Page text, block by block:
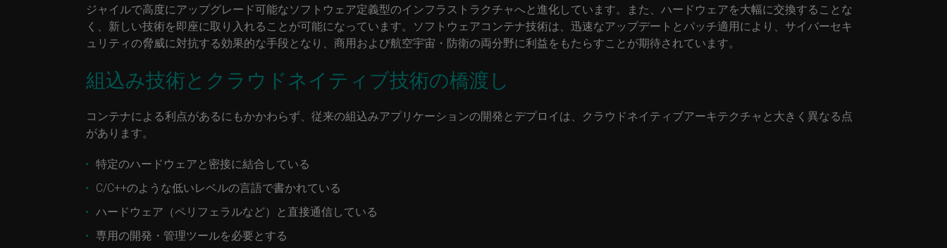
ジャイルで高度にアップグレード可能なソフトウェア定義型のインフラストラクチャへと進化しています。また、ハードウェアを大幅に交換することな
く、新しい技術を即座に取り入れることが可能になっています。ソフトウェアコンテナ技術は、迅速なアップデートとパッチ適用により、サイバーセキ
ュリティの脅威に対抗する効果的な手段となり、商用および航空宇宙・防衛の両分野に利益をもたらすことが期待されています。
組込み技術とクラウドネイティブ技術の橋渡し
コンテナによる利点があるにもかかわらず、従来の組込みアプリケーションの開発とデプロイは、クラウドネイティブアーキテクチャと大きく異なる点
があります。
特定のハードウェアと密接に結合している
C/C++のような低いレベルの言語で書かれている
ハードウェア（ペリフェラルなど）と直接通信している
専用の開発・管理ツールを必要とする